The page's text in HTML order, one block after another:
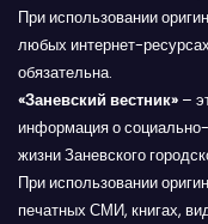
При использовании
любых интернет-
обязательна.
«Заневский вестник» –
информация о
жизни Заневского
При использовании
печатных СМИ, книгах,